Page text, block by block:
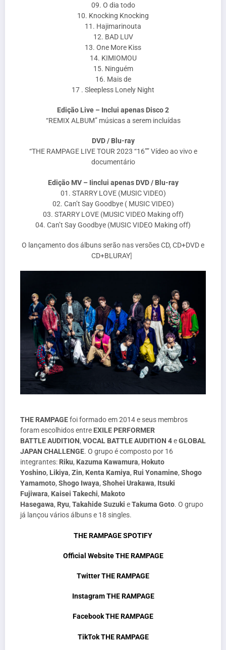
09. O dia todo
10. Knocking Knocking
11. Hajimarinouta
12. BAD LUV
13. One More Kiss
14. KIMIOMOU
15. Ninguém
16. Mais de
17 . Sleepless Lonely Night
Edição Live – Inclui apenas Disco 2
“REMIX ALBUM” músicas a serem incluídas
DVD / Blu-ray
“THE RAMPAGE LIVE TOUR 2023 “16”” Vídeo ao vivo e
documentário
Edição MV – Iinclui apenas DVD / Blu-ray
01. STARRY LOVE (MUSIC VIDEO)
02. Can’t Say Goodbye ( MUSIC VIDEO)
03. STARRY LOVE (MUSIC VIDEO Making off)
04. Can’t Say Goodbye (MUSIC VIDEO Making off)
O lançamento dos álbuns serão nas versões CD, CD+DVD e
CD+BLURAY]
THE RAMPAGEfoi formado em 2014 e seus membros
foram escolhidos entre EXILE PERFORMER
BATTLEAUDITION, VOCAL BATTLE AUDITION 4eGLOBAL
JAPAN CHALLENGE. O grupo é composto por 16
integrantes: Riku, Kazuma Kawamura, Hokuto
Yoshino, Likiya, Zin, Kenta Kamiya, Rui Yonamine, Shogo
Yamamoto, Shogo Iwaya, Shohei Urakawa, Itsuki
Fujiwara, Kaisei Takechi, Makoto
Hasegawa, Ryu, Takahide Suzuki eTakuma Goto. O grupo
já lançou vários álbuns e 18 singles.
THE RAMPAGE SPOTIFY
Official Website THE RAMPAGE
Twitter THE RAMPAGE
Instagram THE RAMPAGE
Facebook THE RAMPAGE
TikTok THE RAMPAGE